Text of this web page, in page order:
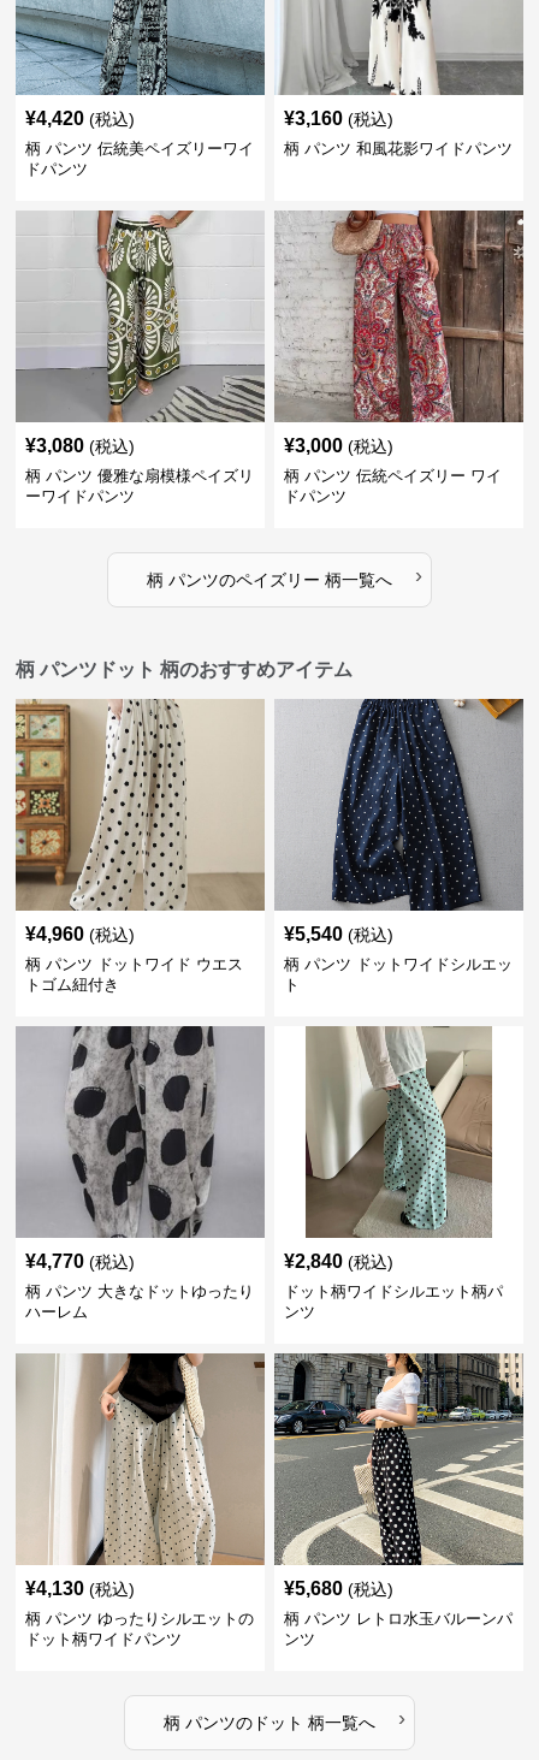
¥4,420 (税込)
柄 パンツ 伝統美ペイズリーワイ
ドパンツ
¥3,160 (税込)
柄 パンツ 和風花影ワイドパンツ
¥3,080 (税込)
柄 パンツ 優雅な扇模様ペイズリ
ーワイドパンツ
¥3,000 (税込)
柄 パンツ 伝統ペイズリー ワイ
ドパンツ
柄 パンツのペイズリー 柄一覧へ ›
柄 パンツドット 柄のおすすめアイテム
¥4,960 (税込)
柄 パンツ ドットワイド ウエス
トゴム紐付き
¥5,540 (税込)
柄 パンツ ドットワイドシルエッ
ト
¥4,770 (税込)
柄 パンツ 大きなドットゆったり
ハーレム
¥2,840 (税込)
ドット柄ワイドシルエット柄パ
ンツ
¥4,130 (税込)
柄 パンツ ゆったりシルエットの
ドット柄ワイドパンツ
¥5,680 (税込)
柄 パンツ レトロ水玉バルーンパ
ンツ
柄 パンツのドット 柄一覧へ ›